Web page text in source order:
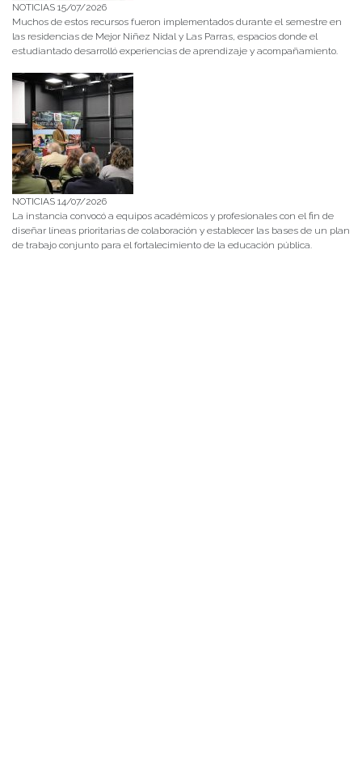
NOTICIAS 15/07/2026
Muchos de estos recursos fueron implementados durante el semestre en
las residencias de Mejor Niñez Nidal y Las Parras, espacios donde el
estudiantado desarrolló experiencias de aprendizaje y acompañamiento.
NOTICIAS 14/07/2026
La instancia convocó a equipos académicos y profesionales con el fin de
diseñar líneas prioritarias de colaboración y establecer las bases de un plan
de trabajo conjunto para el fortalecimiento de la educación pública.